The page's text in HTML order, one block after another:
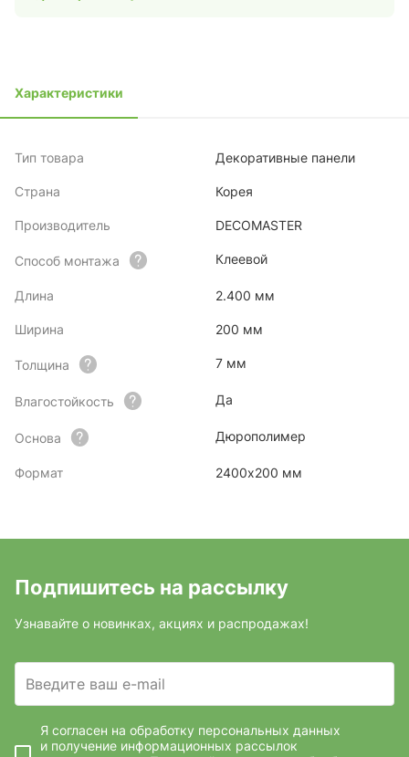
Характеристики
Тип товара Декоративные панели
Страна Корея
Производитель DECOMASTER
Способ монтажа Клеевой
Длина 2.400 мм
Ширина 200 мм
Толщина 7 мм
Влагостойкость Да
Основа Дюрополимер
Формат 2400х200 мм
Подпишитесь на рассылку
Узнавайте о новинках, акциях и распродажах!
Введите ваш e-mail
Я согласен на обработку персональных данных
и получение информационных рассылок